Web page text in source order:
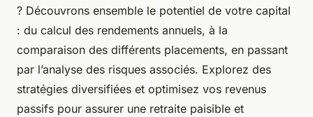
? Découvrons ensemble le potentiel de votre capital
: du calcul des rendements annuels, à la
comparaison des différents placements, en passant
par l’analyse des risques associés. Explorez des
stratégies diversifiées et optimisez vos revenus
passifs pour assurer une retraite paisible et